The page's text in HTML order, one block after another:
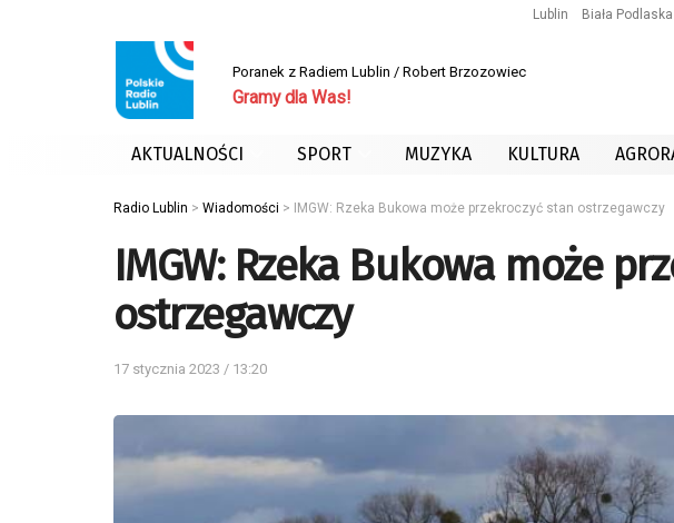
Lublin Biała Podlaska
Poranek z Radiem Lublin / Robert Brzozowiec
Gramy dla Was!
AKTUALNOŚCI SPORT MUZYKA KULTURA
Radio Lublin > Wiadomości > IMGW: Rzeka Bukowa może przekroczyć stan ostrzegawczy
IMGW: Rzeka Bukowa może
ostrzegawczy
17 stycznia 2023 / 13:20